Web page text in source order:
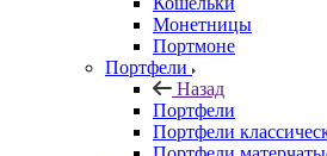
Монетницы
Портмоне
Портфели
Назад
Портфели
Портфели